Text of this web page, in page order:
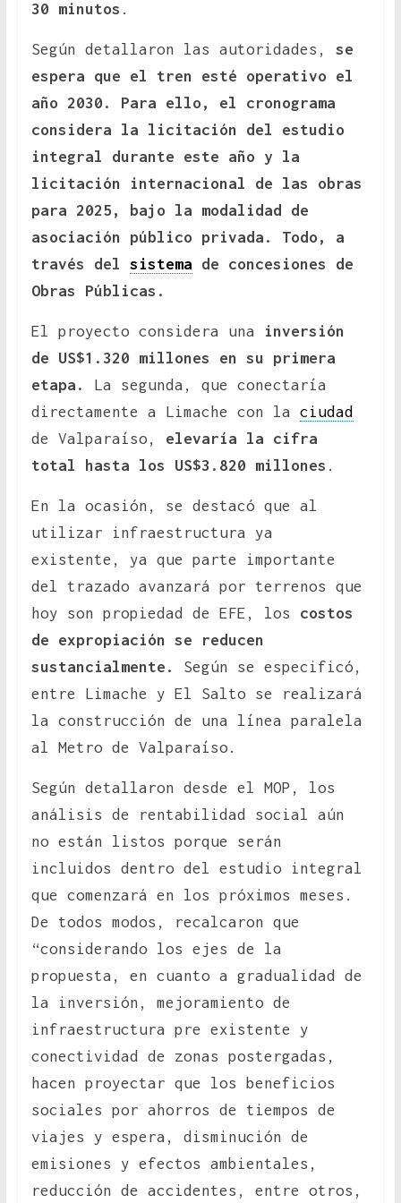
30 minutos .
Según detallaron las autoridades, se
espera que el tren esté operativo el
año 2030. Para ello, el cronograma
considera la licitación del estudio
integral durante este año y la
licitación internacional de las obras
para 2025, bajo la modalidad de
asociación público privada. Todo, a
través del sistema de concesiones de
Obras Públicas.
El proyecto considera una
inversión
de US$1.320 millones en su primera
etapa. La segunda, que conectaría
directamente a Limache con la ciudad
de Valparaíso, elevaría la cifra
total hasta los US$3.820 millones .
En la ocasión, se destacó que al
utilizar infraestructura ya
existente, ya que parte importante
del trazado avanzará por terrenos que
hoy son propiedad de EFE, los costos
de expropiación se reducen
sustancialmente. Según se especificó,
entre Limache y El Salto se realizará
la construcción de una línea paralela
al Metro de Valparaíso.
Según detallaron desde el MOP, los
análisis de rentabilidad social aún
no están listos porque serán
incluidos dentro del estudio integral
que comenzará en los próximos meses.
De todos modos, recalcaron que
“considerando los ejes de la
propuesta, en cuanto a gradualidad de
la inversión, mejoramiento de
infraestructura pre existente y
conectividad de zonas postergadas,
hacen proyectar que los beneficios
sociales por ahorros de tiempos de
viajes y espera, disminución de
emisiones y efectos ambientales,
reducción de accidentes, entre otros,